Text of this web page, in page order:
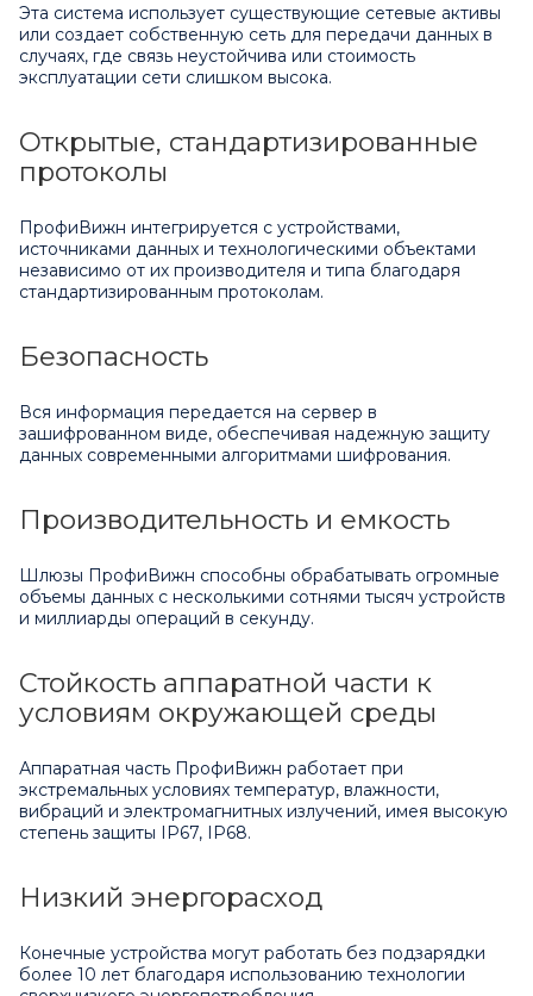
Эта система использует существующие сетевые активы
или создает собственную сеть для передачи данных в
случаях, где связь неустойчива или стоимость
эксплуатации сети слишком высока.
Открытые, стандартизированные
протоколы
ПрофиВижн интегрируется с устройствами,
источниками данных и технологическими объектами
независимо от их производителя и типа благодаря
стандартизированным протоколам.
Безопасность
Вся информация передается на сервер в
зашифрованном виде, обеспечивая надежную защиту
данных современными алгоритмами шифрования.
Производительность и емкость
Шлюзы ПрофиВижн способны обрабатывать огромные
объемы данных с несколькими сотнями тысяч устройств
и миллиарды операций в секунду.
Стойкость аппаратной части к
условиям окружающей среды
Аппаратная часть ПрофиВижн работает при
экстремальных условиях температур, влажности,
вибраций и электромагнитных излучений, имея высокую
степень защиты IP67, IP68.
Низкий энергорасход
Конечные устройства могут работать без подзарядки
более 10 лет благодаря использованию технологии